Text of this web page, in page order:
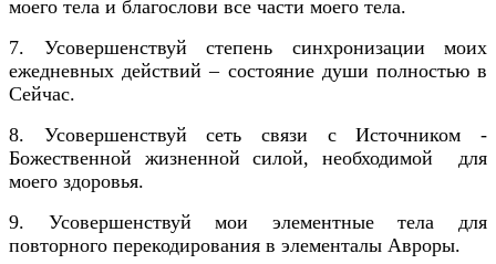
моего тела и благослови все части моего тела.
7. Усовершенствуй степень синхронизации моих
ежедневных действий – состояние души полностью в
Сейчас.
8. Усовершенствуй сеть связи с Источником -
Божественной жизненной силой, необходимой для
моего здоровья.
9. Усовершенствуй мои элементные тела для
повторного перекодирования в элементалы Авроры.